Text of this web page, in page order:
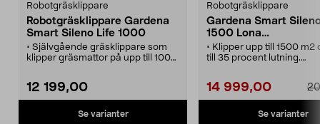
Robotgräsklippare
Robotgräsklippare Gardena
Smart Sileno Life 1000
• Självgående gräsklippare som
klipper gräsmattor på upp till 1000
för roboten i din mobil.
• Med inbyggt WiFi och
medföljande gateway ansluter du
12 199,00
Se varianter
Robotgräsklippare
Gardena Smart
1500 Lona
robotgräsklippare, 57
• Klipper upp till 1500 m2
till 35 procent lutning.
robotgräsklippare med
baserad teknik.
• Lätt att installera –
14 999,00
Se varianter